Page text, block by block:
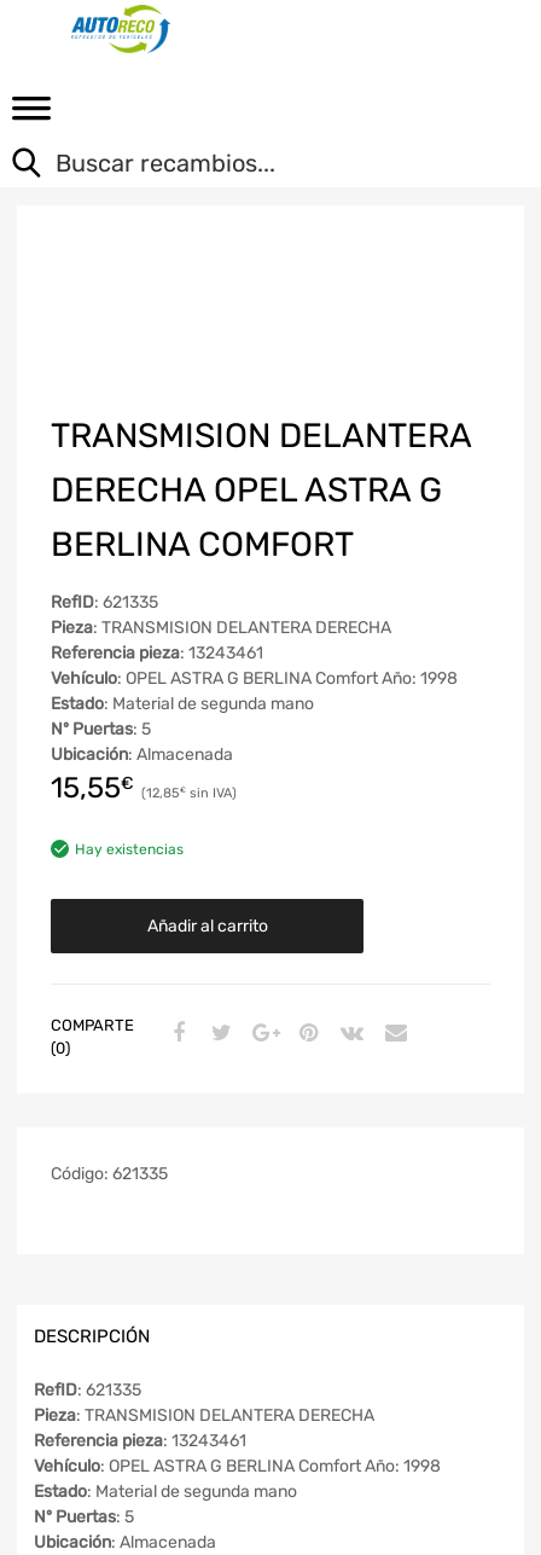
TRANSMISION DELANTERA
DERECHA OPEL ASTRA G
BERLINA COMFORT
RefID: 621335
Pieza: TRANSMISION DELANTERA DERECHA
Referencia pieza: 13243461
Vehículo: OPEL ASTRA G BERLINA Comfort Año: 1998
Estado: Material de segunda mano
Nº Puertas: 5
Ubicación: Almacenada
15,55€ 12,85€
Hay existencias
Añadir al carrito
COMPARTE
(0)
Código: 621335
DESCRIPCIÓN
RefID: 621335
Pieza: TRANSMISION DELANTERA DERECHA
Referencia pieza: 13243461
Vehículo: OPEL ASTRA G BERLINA Comfort Año: 1998
Estado: Material de segunda mano
Nº Puertas: 5
Ubicación: Almacenada